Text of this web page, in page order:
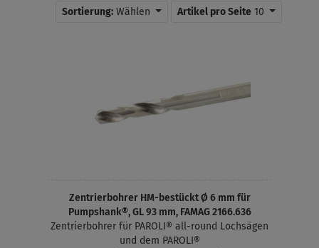
Sortierung: Wählen Artikel pro Seite 10
Zentrierbohrer HM-bestückt Ø 6 mm für
Pumpshank®, GL 93 mm, FAMAG 2166.636
Zentrierbohrer für PAROLI® all-round Lochsägen
und dem PAROLI®